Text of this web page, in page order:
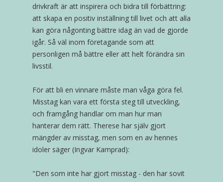
drivkraft är att inspirera och bidra till förbättring:
att skapa en positiv inställning till livet och att alla
kan göra någonting bättre idag än vad de gjorde
igår. Så väl inom företagande som att
personligen må bättre eller att helt förändra sin
livsstil.
För att bli en vinnare måste man våga göra fel.
Misstag kan vara ett första steg till utveckling,
och framgång handlar om man hur man
hanterar dem rätt. Therese har själv gjort
mängder av misstag, men som en av hennes
idoler säger (Ingvar Kamprad):
"Den som inte har gjort misstag - den har sovit